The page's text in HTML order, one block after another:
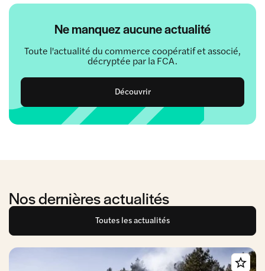
Ne manquez aucune actualité
Toute l'actualité du commerce coopératif et associé,
décryptée par la FCA.
Découvrir
Nos dernières actualités
Toutes les actualités